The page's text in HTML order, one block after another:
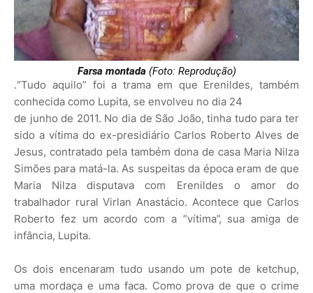
Farsa montada(Foto: Reprodução)
.“Tudo aquilo” foi a trama em que Erenildes, também
conhecida como Lupita, se envolveu no dia 24
de junho de 2011. No dia de São João, tinha tudo para ter
sido a vítima do ex-presidiário Carlos Roberto Alves de
Jesus, contratado pela também dona de casa Maria Nilza
Simões para matá-la. As suspeitas da época eram de que
Maria Nilza disputava com Erenildes o amor do
trabalhador rural Virlan Anastácio. Acontece que Carlos
Roberto fez um acordo com a “vítima”, sua amiga de
infância, Lupita.
Os dois encenaram tudo usando um pote de ketchup,
uma mordaça e uma faca. Como prova de que o crime